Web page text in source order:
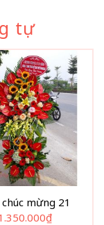
tự
mừng 21
₫